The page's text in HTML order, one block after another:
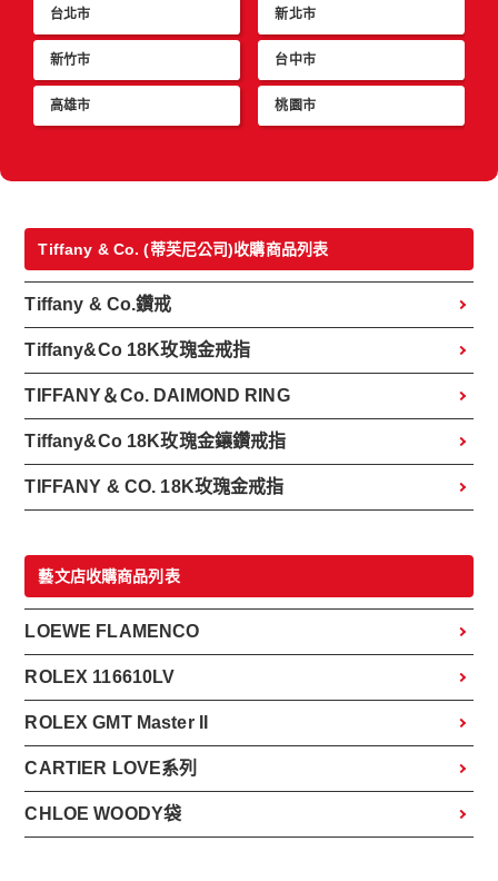
台北市 新北市
新竹市 台中市
高雄市 桃園市
Tiffany & Co. (蒂芙尼公司)收購商品列表
Tiffany & Co.鑽戒
Tiffany&Co 18K玫瑰金戒指
TIFFANY＆Co. DAIMOND RING
Tiffany&Co 18K玫瑰金鑲鑽戒指
TIFFANY & CO. 18K玫瑰金戒指
藝文店收購商品列表
LOEWE FLAMENCO
ROLEX 116610LV
ROLEX GMT Master II
CARTIER LOVE系列
CHLOE WOODY袋